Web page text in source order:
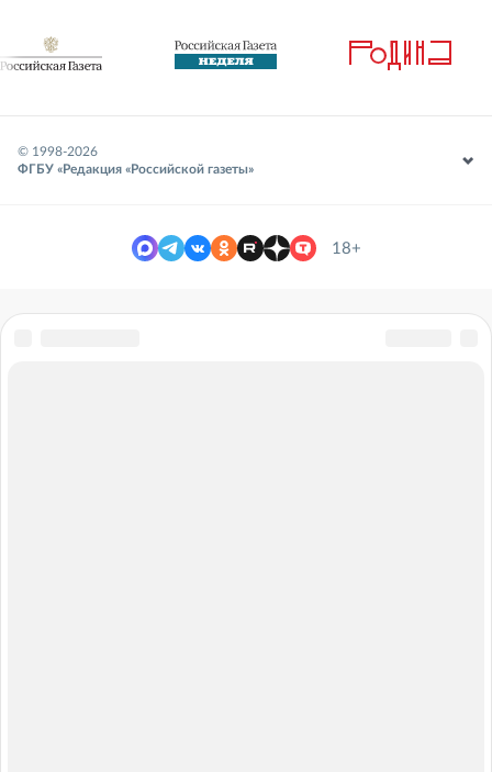
© 1998-2026
ФГБУ «Редакция «Российской газеты»
18+